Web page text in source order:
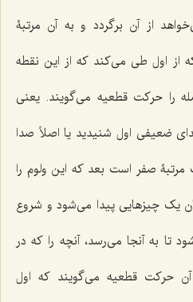
از آن برگردد و به آن مرتبۀ
از اول طی می‌کند که از این نقطه
را حرکت قطعیه می‌گویند. یعنی
ضعیفی اول شنیدید یا اصلاً صدا
صفر است بعد که این ولوم را
یک چیزهایی پیدا می‌شود و شروع
به آنجا می‌رسد، آنچه را که در
حرکت قطعیه می‌گویند که اول